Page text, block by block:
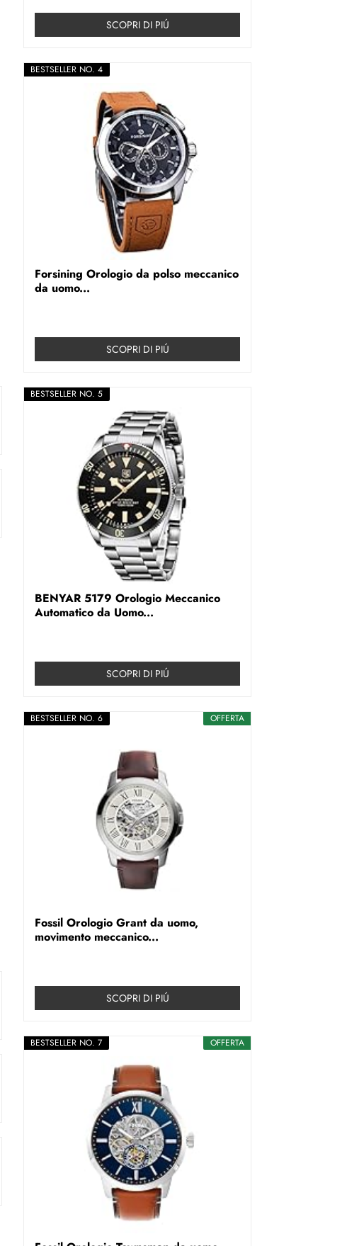
SCOPRI DI PIÚ
BESTSELLER NO. 4
Forsining Orologio da polso meccanico
da uomo...
SCOPRI DI PIÚ
BESTSELLER NO. 5
BENYAR 5179 Orologio Meccanico
Automatico da Uomo...
SCOPRI DI PIÚ
OFFERTA
BESTSELLER NO. 6
Fossil Orologio Grant da uomo,
movimento meccanico...
SCOPRI DI PIÚ
OFFERTA
BESTSELLER NO. 7